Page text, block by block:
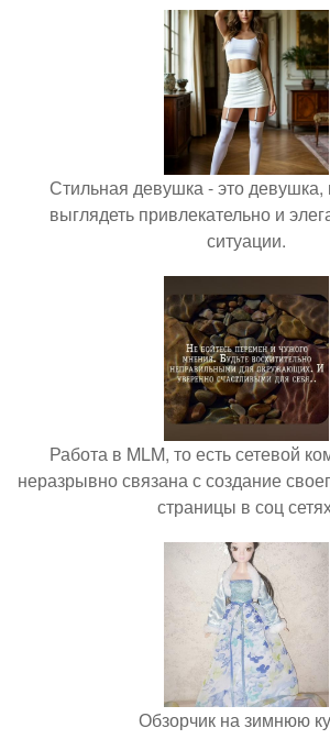
Стильная девушка - это девушка,
выглядеть привлекательно и
ситуации.
Работа в MLM, то есть сетевой
неразрывно связана с создание
страницы в соц
Обзорчик на зимнюю